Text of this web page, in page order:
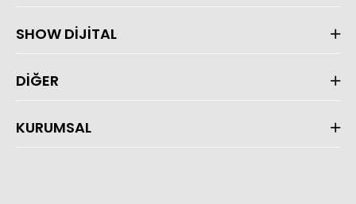
SHOW DİJİTAL
DİĞER
KURUMSAL